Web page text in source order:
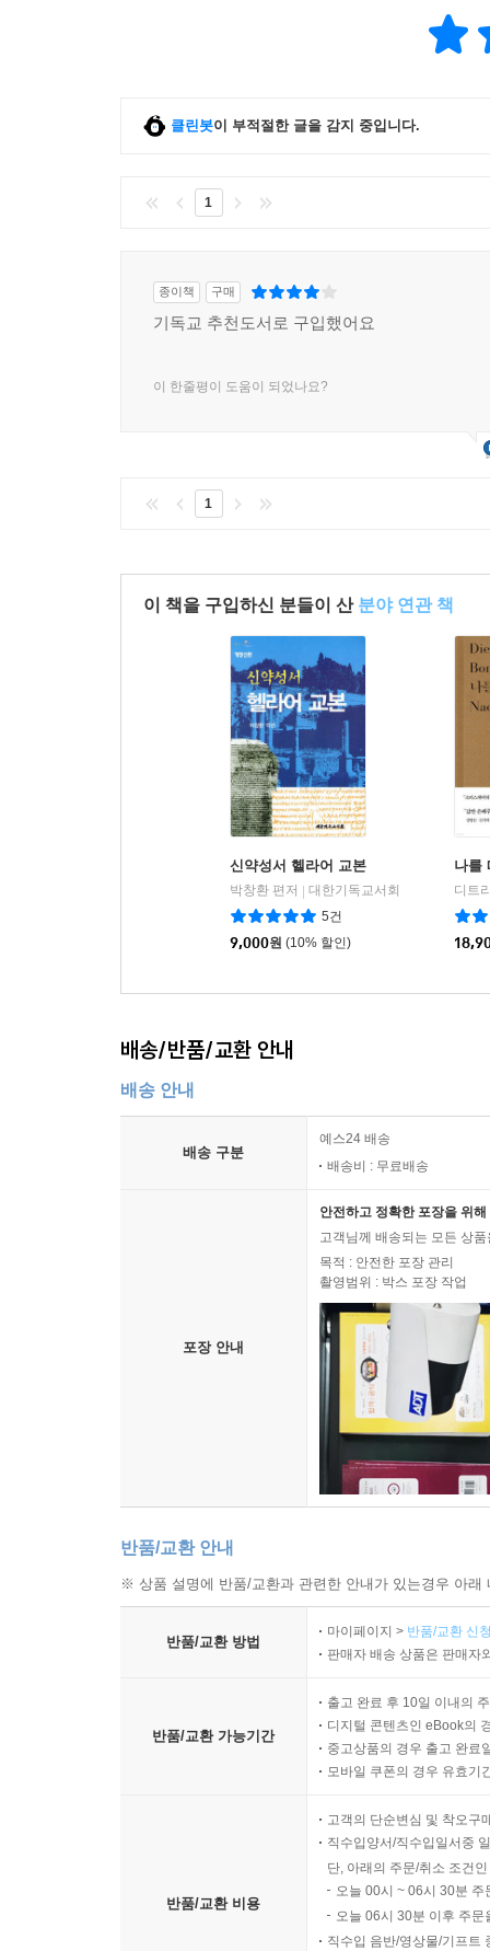
클린봇이 부적절한 글을 감지 중입니다.
1
종이책 구매
기독교 추천도서로 구입했어요
이 한줄평이 도움이 되었나요?
1
이 책을 구입하신 분들이 산 분야 연관 책
신약성서 헬라어 교본
박창환 편저
대한기독교서회
5건
9,000원 (10% 할인)
나를
배송/반품/교환 안내
배송 안내
배송 구분
예스24 배송
배송비 : 무료배송
포장 안내
안전하고 정확한 포장을 위
고객님께 배송되는 모든 상
목적 : 안전한 포장 관리
촬영범위 : 박스 포장 작업
반품/교환 안내
※ 상품 설명에 반품/교환과 관련한 안내가 있는경우 아
반품/교환 방법
마이페이지 > 반품/교환 신
판매자 배송 상품은 판매자
반품/교환 가능기간
출고 완료 후 10일 이내의
디지털 콘텐츠인 eBook의
중고상품의 경우 출고 완료
모바일 쿠폰의 경우 유효기
반품/교환 비용
고객의 단순변심 및 착오구
직수입양서/직수입일서중
단, 아래의 주문/취소 조건
오늘 00시 ~ 06시 30분
오늘 06시 30분 이후 주
직수입 음반/영상물/기프트